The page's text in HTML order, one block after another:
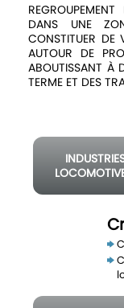
Contact
DANS UNE
CONSTITUER DE
AUTOUR DE
ABOUTISSANT À
TERME ET DES